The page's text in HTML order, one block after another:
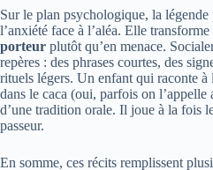
Sur le plan psychologique, la légende
l’anxiété face à l’aléa. Elle transforme
porteur plutôt qu’en menace.
repères : des phrases courtes, des
rituels légers. Un enfant qui raconte à
dans le caca (oui, parfois on l’appelle
d’une tradition orale. Il joue à la fois
passeur.
En somme, ces récits remplissent